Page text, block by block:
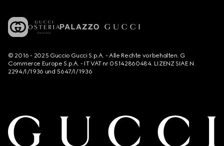
© 2016 - 2025 Guccio Gucci S.p.A. - Alle Rechte vorbehalten. G
Commerce Europe S.p.A. - IT VAT nr 05142860484. LIZENZ SIAE N.
2294/I/1936 und 5647/I/1936